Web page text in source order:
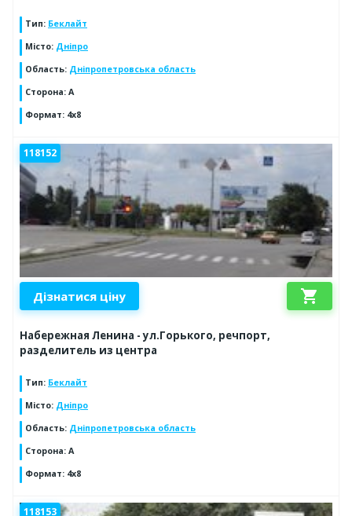
Тип: Беклайт
Місто: Дніпро
Область: Дніпропетровська область
Сторона: A
Формат: 4х8
118152
Дізнатися ціну shopping_cart
Набережная Ленина - ул.Горького, речпорт,
разделитель из центра
Тип: Беклайт
Місто: Дніпро
Область: Дніпропетровська область
Сторона: A
Формат: 4х8
118153